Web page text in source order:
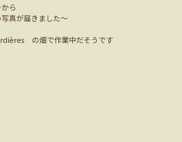
ら
真が届きました～
の畑で作業中だそうです